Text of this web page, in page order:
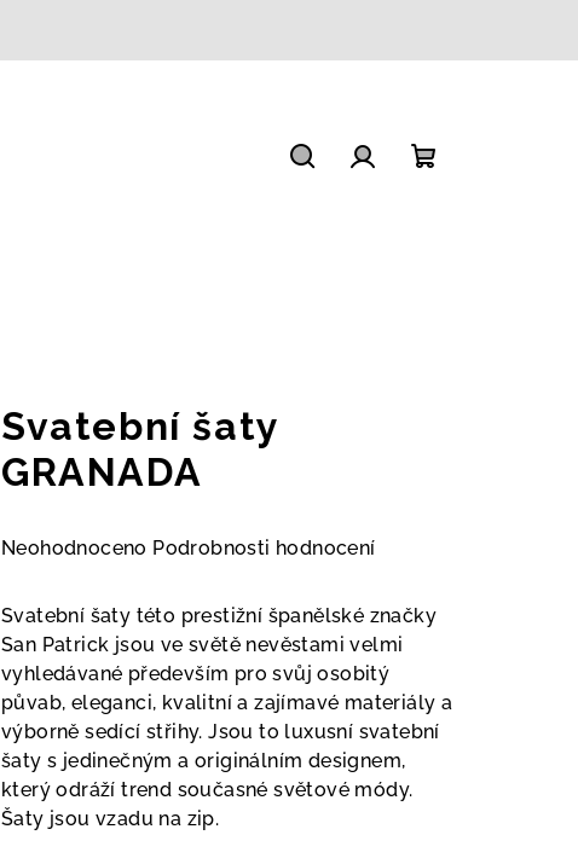
Svatební šaty
GRANADA
Průměrné
produktu
je
0,0
5
hvězdiček.
Neohodnoceno Podrobnosti hodnocení
Svatební šaty této prestižní španělské značky
San Patrick jsou ve světě nevěstami velmi
vyhledávané především pro svůj osobitý
půvab, eleganci, kvalitní a zajímavé materiály a
výborně sedící střihy. Jsou to luxusní svatební
šaty s jedinečným a originálním designem,
který odráží trend současné světové módy.
Šaty jsou vzadu na zip.